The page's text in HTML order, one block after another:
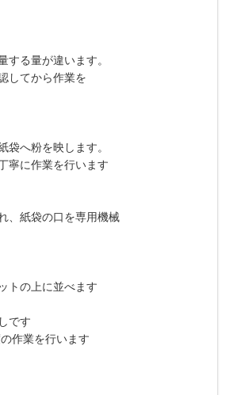
する量が違います。
してから作業を
袋へ粉を映します。
寧に作業を行います
、紙袋の口を専用機械
トの上に並べます
です
作業を行います